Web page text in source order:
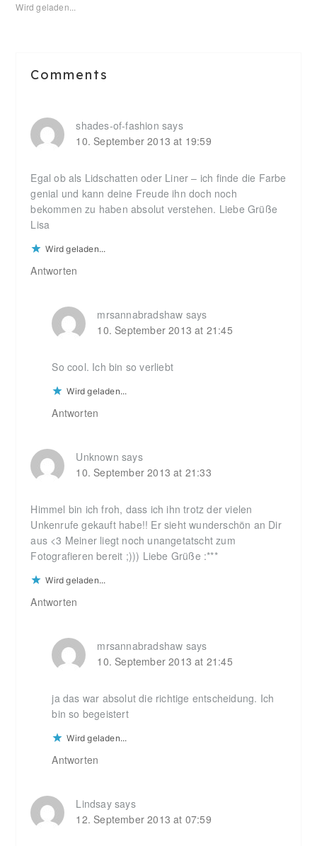
Wird geladen...
Reader
Interactions
Comments
shades-of-fashion says
10. September 2013 at 19:59
Egal ob als Lidschatten oder Liner – ich finde die Farbe
genial und kann deine Freude ihn doch noch
bekommen zu haben absolut verstehen. Liebe Grüße
Lisa
Wird geladen...
Antworten
mrsannabradshaw says
10. September 2013 at 21:45
So cool. Ich bin so verliebt
Wird geladen...
Antworten
Unknown says
10. September 2013 at 21:33
Himmel bin ich froh, dass ich ihn trotz der vielen
Unkenrufe gekauft habe!! Er sieht wunderschön an Dir
aus <3 Meiner liegt noch unangetatscht zum
Fotografieren bereit ;))) Liebe Grüße :***
Wird geladen...
Antworten
mrsannabradshaw says
10. September 2013 at 21:45
ja das war absolut die richtige entscheidung. Ich
bin so begeistert
Wird geladen...
Antworten
Lindsay says
12. September 2013 at 07:59